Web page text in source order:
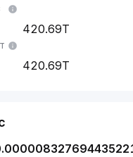
420.69T
420.69T